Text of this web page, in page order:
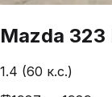
Mazda 323
1.4 (60 к.с.)